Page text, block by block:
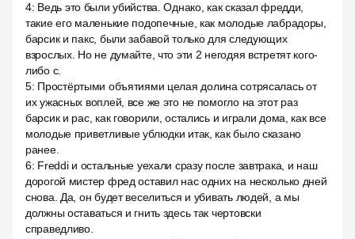
4: Ведь это были убийства. Однако, как сказал фредди,
такие его маленькие подопечные, как молодые лабрадоры,
барсик и пакс, были забавой только для следующих
взрослых. Но не думайте, что эти 2 негодяя встретят кого-
либо с.
5: Простёртыми объятиями целая долина сотрясалась от
их ужасных воплей, все же это не помогло на этот раз
барсик и pac, как говорили, остались и играли дома, как все
молодые приветливые ублюдки итак, как было сказано
ранее.
6: Freddi и остальные уехали сразу после завтрака, и наш
дорогой мистер фред оставил нас одних на несколько дней
снова. Да, он будет веселиться и убивать людей, а мы
должны оставаться и гнить здесь так чертовски
справедливо.